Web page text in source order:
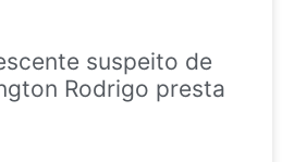
suspeito de
Rodrigo presta